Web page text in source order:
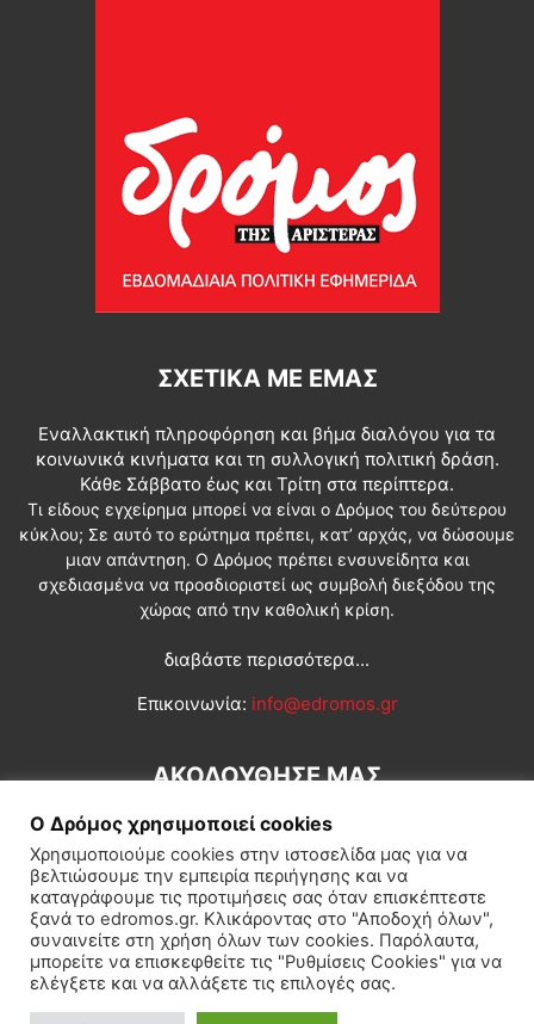
ΣΧΕΤΙΚΆ ΜΕ ΕΜΆΣ
Εναλλακτική πληροφόρηση και βήμα διαλόγου για τα
κοινωνικά κινήματα και τη συλλογική πολιτική δράση.
Κάθε Σάββατο έως και Τρίτη στα περίπτερα.
Τι είδους εγχείρημα μπορεί να είναι ο Δρόμος του δεύτερου
κύκλου; Σε αυτό το ερώτημα πρέπει, κατ’ αρχάς, να δώσουμε
μιαν απάντηση. Ο Δρόμος πρέπει ενσυνείδητα και
σχεδιασμένα να προσδιοριστεί ως συμβολή διεξόδου της
χώρας από την καθολική κρίση.
διαβάστε περισσότερα...
Επικοινωνία: info@edromos.gr
ΑΚΟΛΟΥΘΗΣΕ ΜΑΣ
Εγγραφή συνδρομητή Πολιτική Διεθνή Κοινωνία
Πολιτισμός Αφιερώματα
Ο Δρόμος χρησιμοποιεί cookies
Χρησιμοποιούμε cookies στην ιστοσελίδα μας για να
βελτιώσουμε την εμπειρία περιήγησης και να
καταγράφουμε τις προτιμήσεις σας όταν επισκέπτεστε
ξανά το edromos.gr. Κλικάροντας στο "Αποδοχή όλων",
συναινείτε στη χρήση όλων των cookies. Παρόλαυτα,
μπορείτε να επισκεφθείτε τις "Ρυθμίσεις Cookies" για να
ελέγξετε και να αλλάξετε τις επιλογές σας.